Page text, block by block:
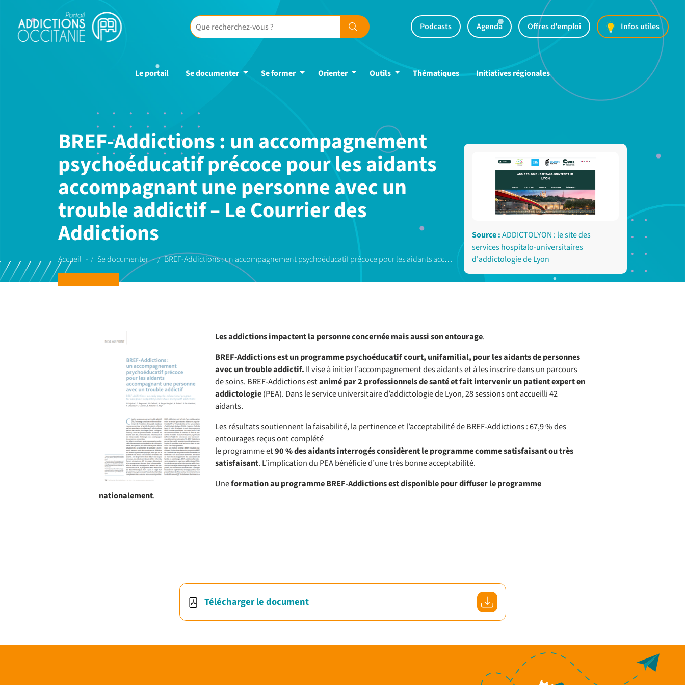
Podcasts Agenda Offres d'emploi Infos utiles
Le portail Se documenter Se former Orienter Outils Thématiques Initiatives régionales
BREF-Addictions : un accompagnement
psychoéducatif précoce pour les aidants
accompagnant une personne avec un
trouble addictif – Le Courrier des
Addictions
Accueil Se documenter BREF-Addictions : un accompagnement psychoéducatif précoce pour les aidants acc…
Source :ADDICTOLYON : le site des
services hospitalo-universitaires
d'addictologie de Lyon
Les addictions impactent la personne concernée mais aussi son entourage.
BREF-Addictions est un programme psychoéducatifcourt, unifamilial, pour les aidants de personnes
avec un trouble addictif. Il vise à initier l’accompagnement des aidants et à les inscrire dans un parcours
de soins. BREF-Addictions estanimé par 2 professionnels de santé et fait intervenir un patient expert en
addictologie(PEA). Dans le service universitaire d’addictologie de Lyon, 28 sessions ont accueilli 42
aidants.
Les résultats soutiennent la faisabilité, la pertinence et l’acceptabilité de BREF-Addictions : 67,9 % des
entourages reçus ont complété
le programme et90 % des aidants interrogés considèrent le programme comme satisfaisant ou très
satisfaisant. L’implication du PEA bénéficie d’une très bonne acceptabilité.
Uneformation au programme BREF-Addictions est disponible pour diffuser le programme
nationalement.
Télécharger le document